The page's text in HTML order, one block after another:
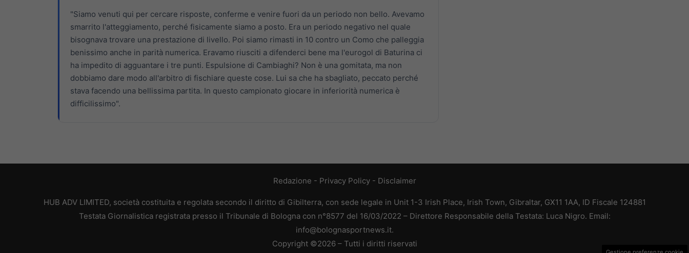
"Siamo venuti qui per cercare risposte, conferme e venire fuori da un periodo non bello. Avevamo
smarrito l'atteggiamento, perché fisicamente siamo a posto. Era un periodo negativo nel quale
bisognava trovare una prestazione di livello. Poi siamo rimasti in 10 contro un Como che palleggia
benissimo anche in parità numerica. Eravamo riusciti a difenderci bene ma l'eurogol di Baturina ci
ha impedito di agguantare i tre punti. Espulsione di Cambiaghi? Non è una gomitata, ma non
dobbiamo dare modo all'arbitro di fischiare queste cose. Lui sa che ha sbagliato, peccato perché
stava facendo una bellissima partita. In questo campionato giocare in inferiorità numerica è
difficilissimo".
Redazione - Privacy Policy- Disclaimer
HUB ADV LIMITED, società costituita e regolata secondo il diritto di Gibilterra, con sede legale in Unit 1-3 Irish Place, Irish Town, Gibraltar, GX11 1AA, ID Fiscale 124881
Testata Giornalistica registrata presso il Tribunale di Bologna con n°8577 del 16/03/2022 – Direttore Responsabile della Testata: Luca Nigro. Email:
info@bolognasportnews.it.
Copyright ©2026 – Tutti i diritti riservati